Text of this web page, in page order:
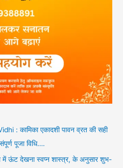
: कामिका एकादशी पावन व्रत की सही
पूजा विधि….
ऊंट देखना स्वप्न शास्त्र, के अनुसार शुभ-